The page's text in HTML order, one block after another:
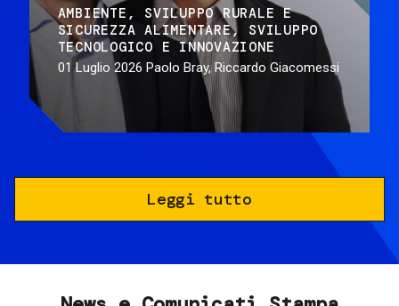
AMBIENTE
SVILUPPO RURALE E
SICUREZZA ALIMENTARE
SVILUPPO
TECNOLOGICO E INNOVAZIONE
01 Luglio 2026 Paolo Bray, Riccardo Giacomessi
Leggi tutto